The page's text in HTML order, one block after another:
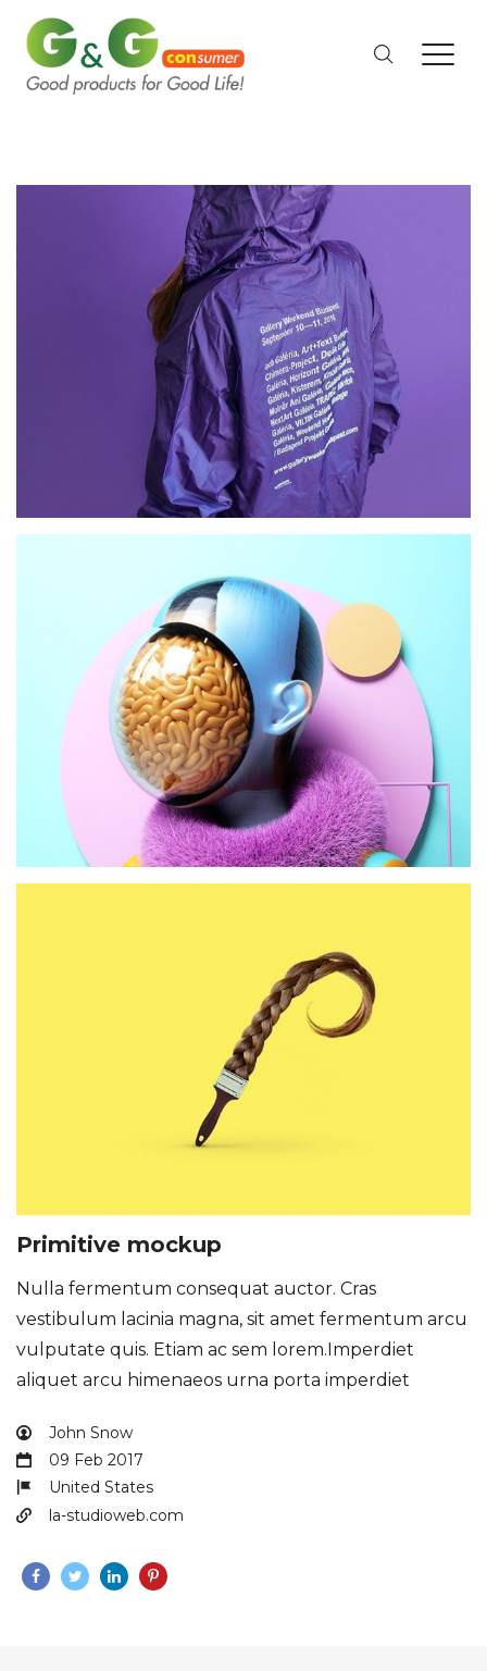
Primitive mockup
Nulla fermentum consequat auctor. Cras
vestibulum lacinia magna, sit amet fermentum arcu
vulputate quis. Etiam ac sem lorem.Imperdiet
aliquet arcu himenaeos urna porta imperdiet
John Snow
09 Feb 2017
United States
la-studioweb.com